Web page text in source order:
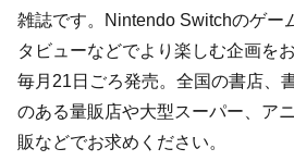
雑誌です。Nintendo Switchのゲー
タビューなどでより楽しむ企画を
毎月21日ごろ発売。全国の書店、
のある量販店や大型スーパー、ア
販などでお求めください。